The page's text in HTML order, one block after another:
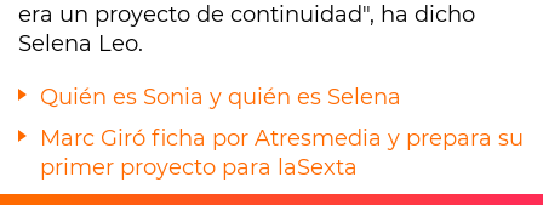
era un proyecto de continuidad", ha dicho
Selena Leo.
Quién es Sonia y quién es Selena
Marc Giró ficha por Atresmedia y prepara su
primer proyecto para laSexta